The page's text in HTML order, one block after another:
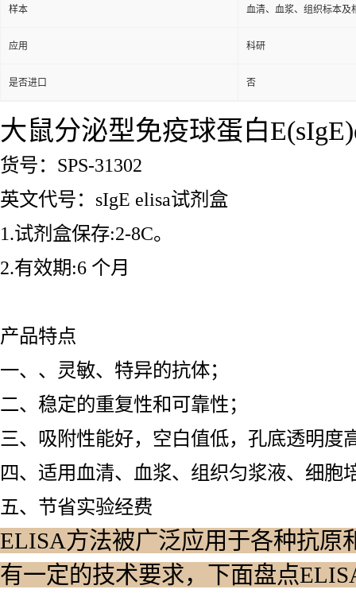
样本 血清、血浆、组织标本及
应用 科研
是否进口 否
大鼠分泌型免疫球蛋白
货号：SPS-31302
英文代号：sIgE elisa试剂盒
1.试剂盒保存:2-8C。
2.有效期:6 个月
产品特点
一、、灵敏、特异的抗体；
二、稳定的重复性和可靠性；
三、吸附性能好，空白值低，孔底透明度
四、适用血清、血浆、组织匀浆液、细
五、节省实验经费
ELISA方法被广泛应用于各种抗原
有一定的技术要求，下面盘点